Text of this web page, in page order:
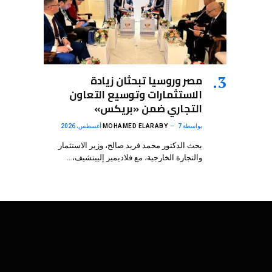
مصر وروسيا تبحثان زيادة
الاستثمارات وتوسيع التعاون
التجاري ضمن «بريكس»
بواسطة MOHAMED ELARABY 7 أغسطس، 2026
بحث الدكتور محمد فريد صالح، وزير الاستثمار
والتجارة الخارجية، مع فلاديمير إلييتشيف،…